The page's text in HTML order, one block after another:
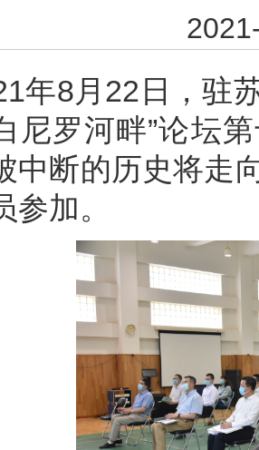
8月22日，驻苏
罗河畔”论坛第
断的历史将走
参加。